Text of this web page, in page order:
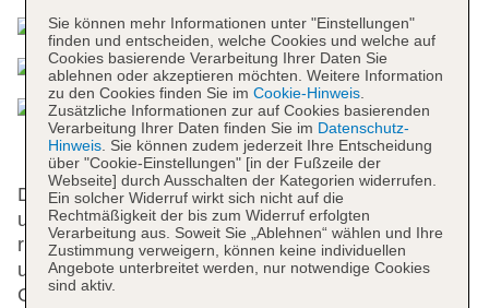
Das Apartmenthotel bietet 248 Nichtraucherzimmer
und verfügt über einen Aufzug. Die Rezeption ist
rund um die Uhr besetzt. Die Einrichtung des Hotels
umfasst eine Garderobe, eine
Gepäckaufbewahrung, einen Safe, eine
Sie können mehr Informationen unter "Einstellungen"
finden und entscheiden, welche Cookies und welche auf
Cookies basierende Verarbeitung Ihrer Daten Sie
ablehnen oder akzeptieren möchten. Weitere Information
zu den Cookies finden Sie im Cookie-Hinweis.
Zusätzliche Informationen zur auf Cookies basierenden
Verarbeitung Ihrer Daten finden Sie im Datenschutz-
Hinweis. Sie können zudem jederzeit Ihre Entscheidung
über "Cookie-Einstellungen" [in der Fußzeile der
Webseite] durch Ausschalten der Kategorien widerrufen.
Ein solcher Widerruf wirkt sich nicht auf die
Rechtmäßigkeit der bis zum Widerruf erfolgten
Verarbeitung aus. Soweit Sie „Ablehnen“ wählen und Ihre
Zustimmung verweigern, können keine individuellen
Angebote unterbreitet werden, nur notwendige Cookies
sind aktiv.